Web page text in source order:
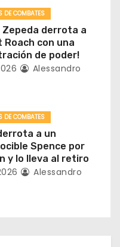
DE COMBATES
Zepeda derrota a
Roach con una
de poder!
Alessandro
DE COMBATES
a un
Spence por
y lo lleva al retiro
Alessandro